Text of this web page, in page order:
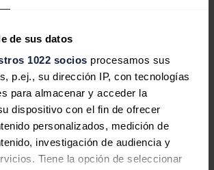
de sus datos
1022 socios procesamos sus
p.ej., su dirección IP, con tecnologías
para almacenar y acceder la
dispositivo con el fin de ofrecer
personalizados, medición de
investigación de audiencia y
Tiene la opción de seleccionar
todos los empleados que del Parque
de crudo y compra de productos que
vez completada la transacción.
peores resultados en el primer
menor facturación en la venta de gas
de que los ingresos percibidos
trimestre por la comercialización de